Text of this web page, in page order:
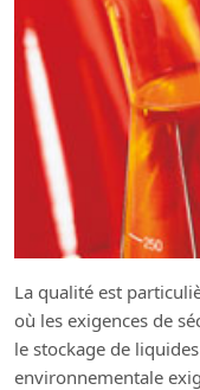
La qualité est
où les exigences de
le stockage de
environnementale